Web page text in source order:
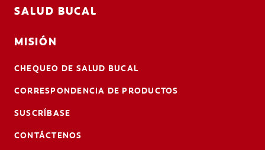
SALUD BUCAL
MISIÓN
CHEQUEO DE SALUD BUCAL
CORRESPONDENCIA DE PRODUCTOS
SUSCRÍBASE
CONTÁCTENOS